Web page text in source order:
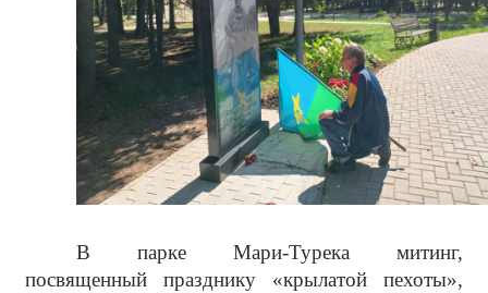
В парке Мари-Турека митинг,
посвященный празднику «крылатой пехоты»,